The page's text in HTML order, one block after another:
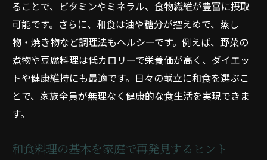
ることで、ビタミンやミネラル、食物繊維が豊富に摂取
可能です。さらに、和食は油や糖分が控えめで、蒸し
物・焼き物など調理法もヘルシーです。例えば、野菜の
煮物や豆腐料理は低カロリーで栄養価が高く、ダイエッ
トや健康維持にも最適です。日々の献立に和食を選ぶこ
とで、家族全員が無理なく健康的な食生活を実現できま
す。
和食料理の基本を家庭で再発見するヒント